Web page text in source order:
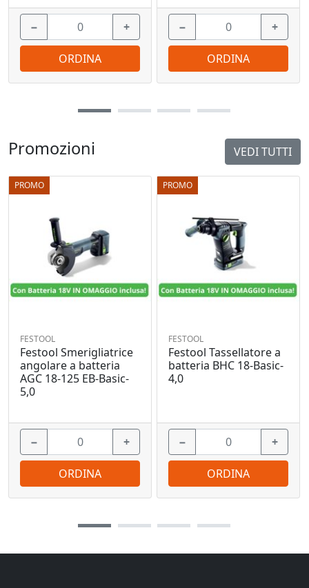
Promozioni VEDI TUTTI
PROMO
FESTOOL
Festool Smerigliatrice
angolare a batteria
AGC 18-125 EB-Basic-
5,0
− +
ORDINA
PROMO
FESTOOL
Festool Tassellatore a
batteria BHC 18-Basic-
4,0
− +
ORDINA
− +
ORDINA
− +
ORDINA